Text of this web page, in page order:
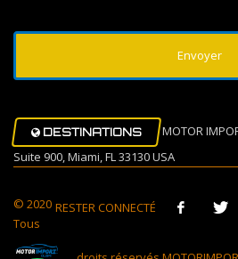
DESTINATIONS
MOTOR
Suite 900, Miami, FL 33130 USA
RESTER CONNECTÉ
© 2020
Tous